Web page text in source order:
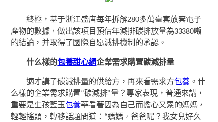
終極，基于浙江盛唐每年拆解280多萬臺套放棄電子
產物的數據，做出該項目預估年減排碳排放量為33380噸
的結論，并取得了國際自愿減排機制的承認。
什么樣的包養甜心網企業需求購置碳減排量
適才講了碳減排量的供給方，再來看需求方包養 。什
么樣的企業需求購置“碳減排”量？專家表現，普通來講，
重要是生孩藍玉包養華看著因為自己而擔心又累的媽媽，
輕輕搖頭，轉移話題問道：“媽媽，爸爸呢？我女兒好久